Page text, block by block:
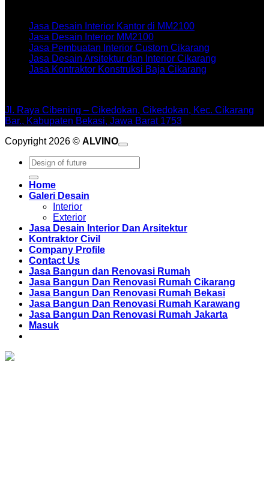
Jasa Desain Interior Kantor di MM2100
Jasa Desain Interior MM2100
Jasa Pembuatan Interior Custom Cikarang
Jasa Desain Arsitektur dan Interior Cikarang
Jasa Kontraktor Konstruksi Baja Cikarang
Jl. Raya Cibening – Cikedokan, Cikedokan, Kec. Cikarang
Bar., Kabupaten Bekasi, Jawa Barat 1753
Copyright 2026 © ALVINO
Pencarian
untuk:
Home
Galeri Desain
Interior
Exterior
Jasa Desain Interior Dan Arsitektur
Kontraktor Civil
Company Profile
Contact Us
Jasa Bangun dan Renovasi Rumah
Jasa Bangun Dan Renovasi Rumah Cikarang
Jasa Bangun Dan Renovasi Rumah Bekasi
Jasa Bangun Dan Renovasi Rumah Karawang
Jasa Bangun Dan Renovasi Rumah Jakarta
Masuk